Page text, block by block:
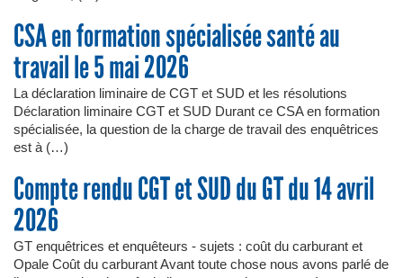
CSA en formation spécialisée santé au
travail le 5 mai 2026
La déclaration liminaire de CGT et SUD et les résolutions
Déclaration liminaire CGT et SUD Durant ce CSA en formation
spécialisée, la question de la charge de travail des enquêtrices
est à (…)
Compte rendu CGT et SUD du GT du 14 avril
2026
GT enquêtrices et enquêteurs - sujets : coût du carburant et
Opale Coût du carburant Avant toute chose nous avons parlé de